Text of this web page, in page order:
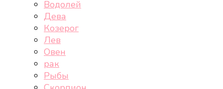
Водолей
Дева
Козерог
Лев
Овен
рак
Рыбы